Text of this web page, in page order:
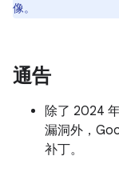
像。
通告
除了 2024
漏洞外，
补丁。